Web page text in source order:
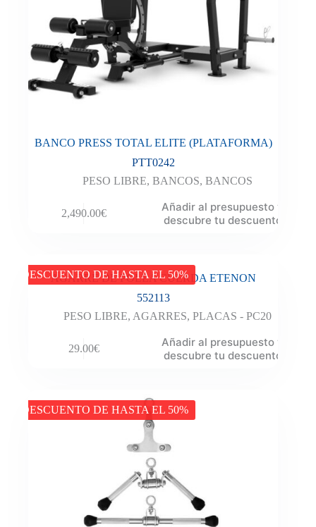
BANCO PRESS TOTAL ELITE (PLATAFORMA)
PTT0242
PESO LIBRE, BANCOS, BANCOS
2,490.00€
Añadir al presupuesto y
descubre tu descuento
DESCUENTO DE HASTA EL 50%
AGARRE DE POLEA CUERDA ETENON
552113
PESO LIBRE, AGARRES, PLACAS - PC20
29.00€
Añadir al presupuesto y
descubre tu descuento
DESCUENTO DE HASTA EL 50%